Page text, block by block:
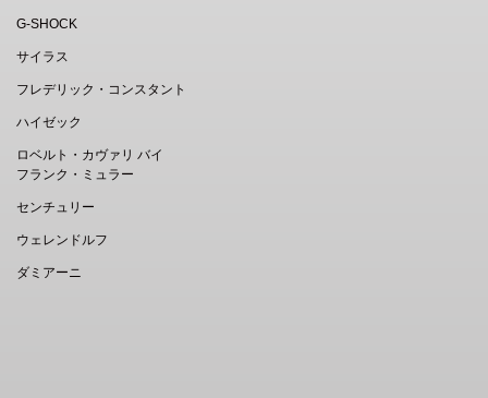
G-SHOCK
サイラス
フレデリック・コンスタント
ハイゼック
ロベルト・カヴァリ バイ
フランク・ミュラー
センチュリー
ウェレンドルフ
ダミアーニ